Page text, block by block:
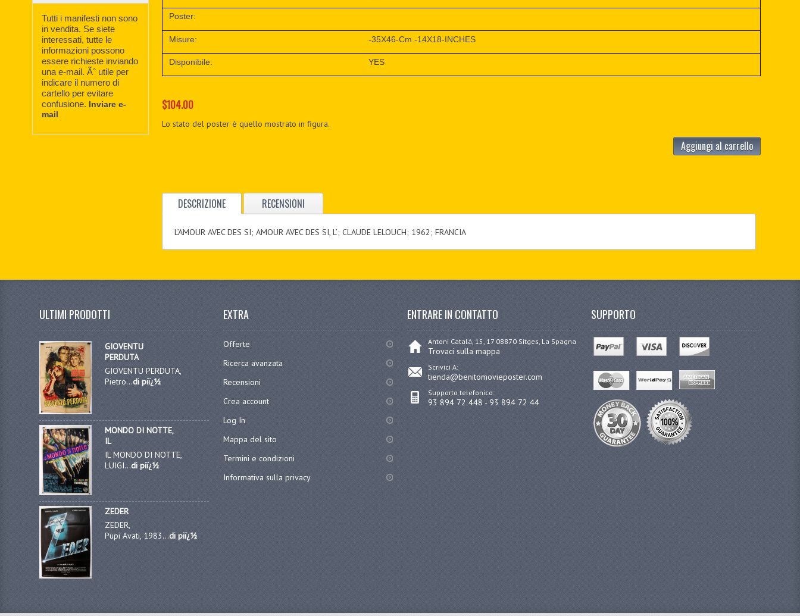
Poster:
Misure: -35X46-Cm.-14X18-INCHES
Disponibile: YES
$104.00
Lo stato del poster è quello mostrato in figura.
Aggiungi al carrello
DESCRIZIONE RECENSIONI
L’AMOUR AVEC DES SI; AMOUR AVEC DES SI, L’; CLAUDE LELOUCH; 1962; FRANCIA
Tutti i manifesti non sono
in vendita. Se siete
interessati, tutte le
informazioni possono
essere richieste inviando
una e-mail. Ãˆ utile per
indicare il numero di
cartello per evitare
confusione. Inviare e-
mail
ULTIMI PRODOTTI
GIOVENTU
PERDUTA
GIOVENTU PERDUTA,
Pietro...di piï¿½
MONDO DI NOTTE,
IL
IL MONDO DI NOTTE,
LUIGI...di piï¿½
ZEDER
ZEDER,
Pupi Avati, 1983...di piï¿½
EXTRA
Offerte
Ricerca avanzata
Recensioni
Crea account
Log In
Mappa del sito
Termini e condizioni
Informativa sulla privacy
ENTRARE IN CONTATTO
Antoni Catalá, 15, 17 08870 Sitges, La Spagna
Trovaci sulla mappa
Scrivici A:
tienda@benitomovieposter.com
Supporto telefonico:
93 894 72 448 - 93 894 72 44
SUPPORTO